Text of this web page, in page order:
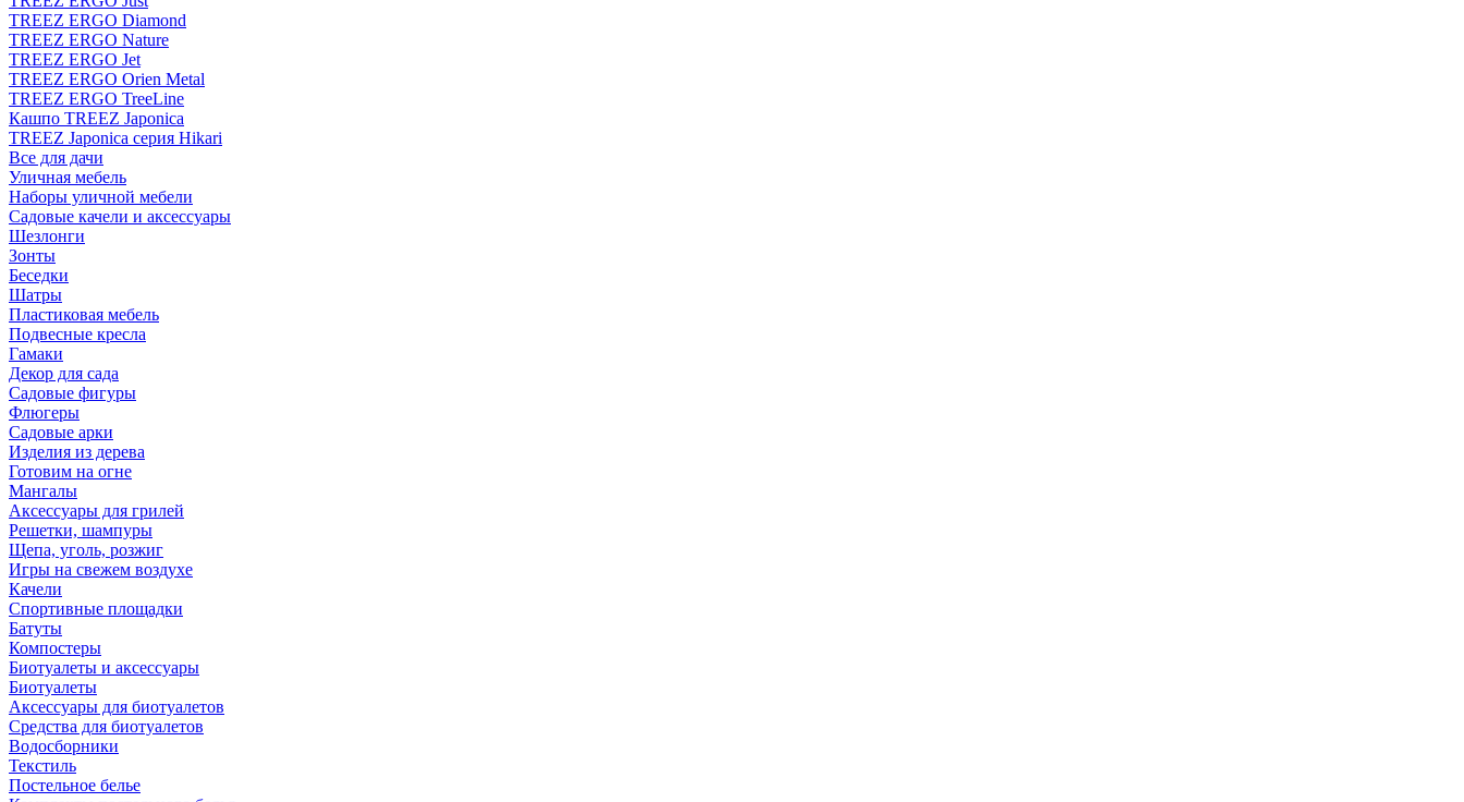
TREEZ ERGO Diamond
TREEZ ERGO Nature
TREEZ ERGO Jet
TREEZ ERGO Orien Metal
TREEZ ERGO TreeLine
Кашпо TREEZ Japonica
TREEZ Japonica серия Hikari
Все для дачи
Уличная мебель
Наборы уличной мебели
Садовые качели и аксессуары
Шезлонги
Зонты
Беседки
Шатры
Пластиковая мебель
Подвесные кресла
Гамаки
Декор для сада
Садовые фигуры
Флюгеры
Садовые арки
Изделия из дерева
Готовим на огне
Мангалы
Аксессуары для грилей
Решетки, шампуры
Щепа, уголь, розжиг
Игры на свежем воздухе
Качели
Спортивные площадки
Батуты
Компостеры
Биотуалеты и аксессуары
Биотуалеты
Аксессуары для биотуалетов
Средства для биотуалетов
Водосборники
Текстиль
Постельное белье